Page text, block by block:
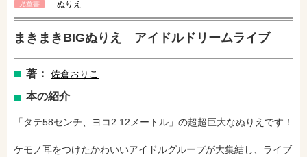
児童書 ぬりえ
まきまきBIGぬりえ アイドルドリームライブ
著： 佐倉おりこ
本の紹介
「タテ58センチ、ヨコ2.12メートル」の超超巨大なぬりえです！
ケモノ耳をつけたかわいいアイドルグループが大集結し、ライブ